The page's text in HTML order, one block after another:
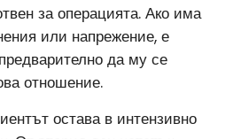
за операцията. Ако има
или напрежение, е
да му се
отношение.
остава в интензивно